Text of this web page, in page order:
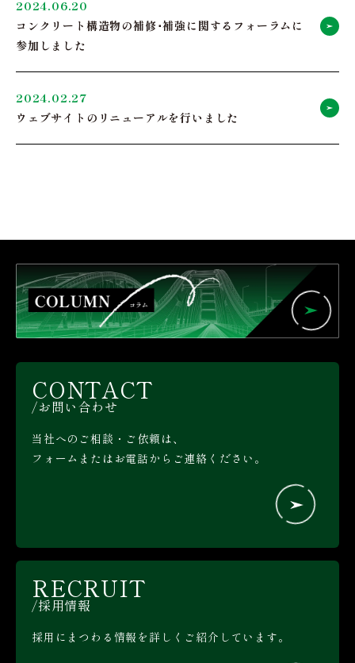
2024.06.20
コンクリート構造物の補修･補強に関するフォーラムに
参加しました
2024.02.27
ウェブサイトのリニューアルを行いました
CONTACT
お問い合わせ
当社へのご相談・ご依頼は、
フォームまたはお電話からご連絡ください。
RECRUIT
採用情報
採用にまつわる情報を詳しくご紹介しています。